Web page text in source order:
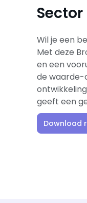
Wil je een
Met deze
en een
de waarde-
geeft een
Download